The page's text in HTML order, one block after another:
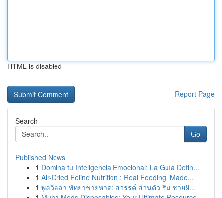
HTML is disabled
Report Page
Search
Go
Published News
1 Domina tu Inteligencia Emocional: La Guía Defin...
1 Air-Dried Feline Nutrition : Real Feeding, Made...
1 พูลวิลล่า พัทยาชายหาด: สวรรค์ ส่วนตัว ริม ชายฝั...